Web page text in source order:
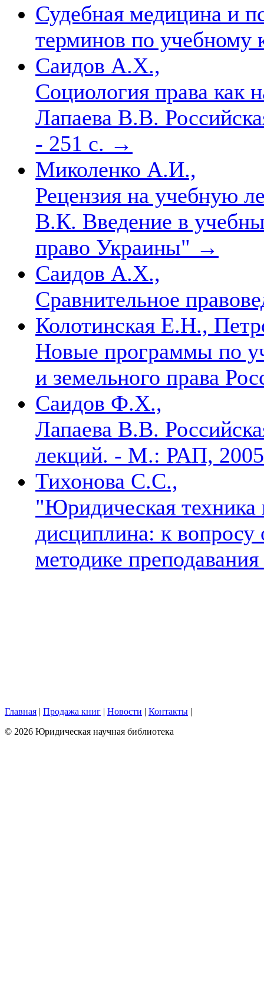
Судебная медицина и
терминов по учебному
Саидов А.Х.,
Социология права как
Лапаева В.В.
- 251 с. →
Миколенко А.И.,
Рецензия на учебную
В.К. Введение в
право Украины" →
Саидов А.Х.,
Сравнительное
Колотинская Е.Н.,
Новые программы по
и земельного права
Саидов Ф.Х.,
Лапаева В.В.
лекций. - М.: РАП,
Тихонова С.С.,
"Юридическая техника
дисциплина: к вопросу
методике преподавания
Главная | Продажа книг | Новости | Контакты |
© 2026 Юридическая научная библиотека